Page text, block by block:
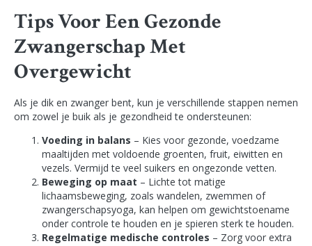
Tips Voor Een Gezonde
Zwangerschap Met
Overgewicht
Als je dik en zwanger bent, kun je verschillende stappen nemen
om zowel je buik als je gezondheid te ondersteunen:
Voeding in balans – Kies voor gezonde, voedzame
maaltijden met voldoende groenten, fruit, eiwitten en
vezels. Vermijd te veel suikers en ongezonde vetten.
Beweging op maat – Lichte tot matige
lichaamsbeweging, zoals wandelen, zwemmen of
zwangerschapsyoga, kan helpen om gewichtstoename
onder controle te houden en je spieren sterk te houden.
Regelmatige medische controles – Zorg voor extra